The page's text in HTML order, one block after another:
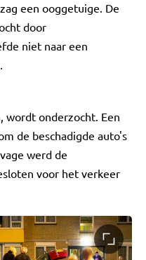
een ooggetuige. De
door
niet naar een
wordt onderzocht. Een
de beschadigde auto's
werd de
voor het verkeer